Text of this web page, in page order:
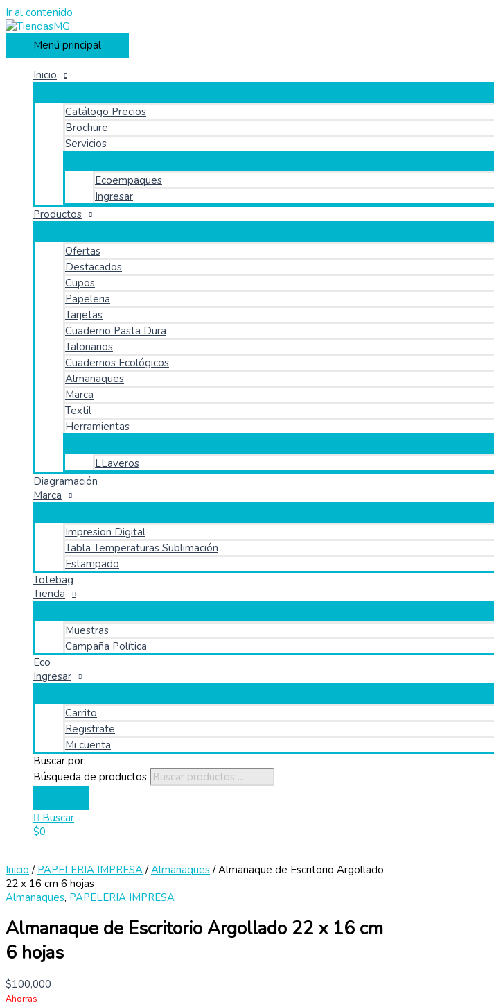
Ir al contenido
Menú principal
Inicio
Catálogo Precios
Brochure
Servicios
Ecoempaques
Ingresar
Productos
Ofertas
Destacados
Cupos
Papeleria
Tarjetas
Cuaderno Pasta Dura
Talonarios
Cuadernos Ecológicos
Almanaques
Marca
Textil
Herramientas
LLaveros
Diagramación
Marca
Impresion Digital
Tabla Temperaturas Sublimación
Estampado
Totebag
Tienda
Muestras
Campaña Política
Eco
Ingresar
Carrito
Registrate
Mi cuenta
Buscar por:
Búsqueda de productos
Buscar
$0
Inicio / PAPELERIA IMPRESA/Almanaques/ Almanaque de Escritorio Argollado
22 x 16 cm 6 hojas
Almanaques, PAPELERIA IMPRESA
Almanaque de Escritorio Argollado 22 x 16 cm
6 hojas
$100,000
Ahorras